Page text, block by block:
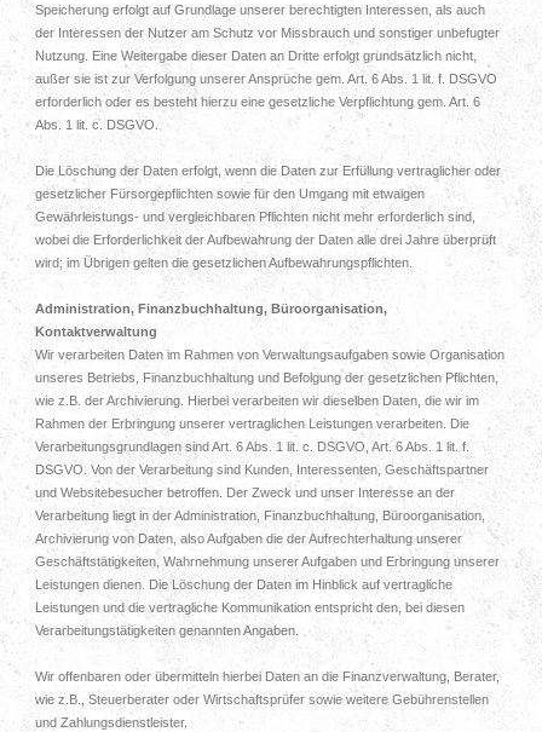
Speicherung erfolgt auf Grundlage unserer berechtigten Interessen, als auch
der Interessen der Nutzer am Schutz vor Missbrauch und sonstiger unbefugter
Nutzung. Eine Weitergabe dieser Daten an Dritte erfolgt grundsätzlich nicht,
außer sie ist zur Verfolgung unserer Ansprüche gem. Art. 6 Abs. 1 lit. f. DSGVO
erforderlich oder es besteht hierzu eine gesetzliche Verpflichtung gem. Art. 6
Abs. 1 lit. c. DSGVO.
Die Löschung der Daten erfolgt, wenn die Daten zur Erfüllung vertraglicher oder
gesetzlicher Fürsorgepflichten sowie für den Umgang mit etwaigen
Gewährleistungs- und vergleichbaren Pflichten nicht mehr erforderlich sind,
wobei die Erforderlichkeit der Aufbewahrung der Daten alle drei Jahre überprüft
wird; im Übrigen gelten die gesetzlichen Aufbewahrungspflichten.
Administration, Finanzbuchhaltung, Büroorganisation,
Kontaktverwaltung
Wir verarbeiten Daten im Rahmen von Verwaltungsaufgaben sowie Organisation
unseres Betriebs, Finanzbuchhaltung und Befolgung der gesetzlichen Pflichten,
wie z.B. der Archivierung. Hierbei verarbeiten wir dieselben Daten, die wir im
Rahmen der Erbringung unserer vertraglichen Leistungen verarbeiten. Die
Verarbeitungsgrundlagen sind Art. 6 Abs. 1 lit. c. DSGVO, Art. 6 Abs. 1 lit. f.
DSGVO. Von der Verarbeitung sind Kunden, Interessenten, Geschäftspartner
und Websitebesucher betroffen. Der Zweck und unser Interesse an der
Verarbeitung liegt in der Administration, Finanzbuchhaltung, Büroorganisation,
Archivierung von Daten, also Aufgaben die der Aufrechterhaltung unserer
Geschäftstätigkeiten, Wahrnehmung unserer Aufgaben und Erbringung unserer
Leistungen dienen. Die Löschung der Daten im Hinblick auf vertragliche
Leistungen und die vertragliche Kommunikation entspricht den, bei diesen
Verarbeitungstätigkeiten genannten Angaben.
Wir offenbaren oder übermitteln hierbei Daten an die Finanzverwaltung, Berater,
wie z.B., Steuerberater oder Wirtschaftsprüfer sowie weitere Gebührenstellen
und Zahlungsdienstleister.